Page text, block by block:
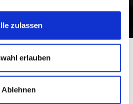
zulassen
erlauben
Ablehnen